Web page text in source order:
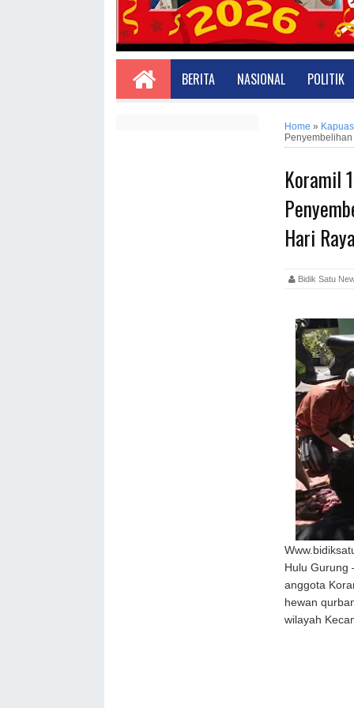
BERITA NASIONAL POLITIK
Home »
Koramil
Hari
Bidik Satu
Hulu Gurung
anggota
hewan
wilayah